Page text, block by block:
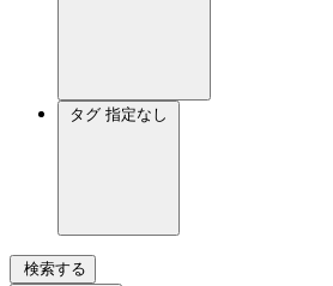
タグ 指定なし
検索する